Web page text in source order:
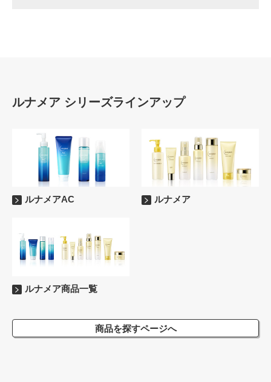
ルナメア シリーズラインアップ
ルナメアAC ルナメア
ルナメア商品一覧
商品を探すページへ